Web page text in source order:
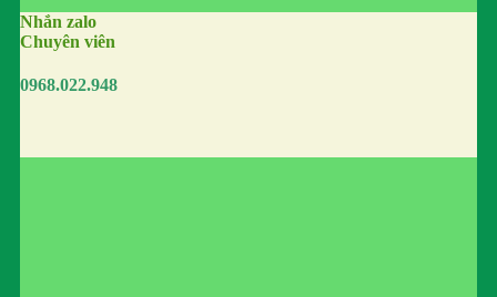
Nhắn zalo
Chuyên viên
0968.022.948